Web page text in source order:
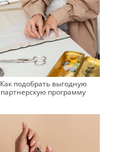
Как подобрать выгодную
партнерскую программу